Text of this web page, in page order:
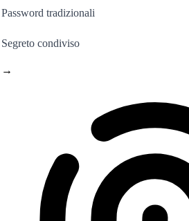
Password tradizionali
Segreto condiviso
→